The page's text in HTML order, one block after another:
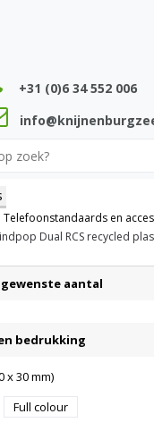
+31 (0)6 34 552 006
Telefoonstandaards en
Dual RCS recycled
aantal
bedrukking
x 30 mm)
Full colour